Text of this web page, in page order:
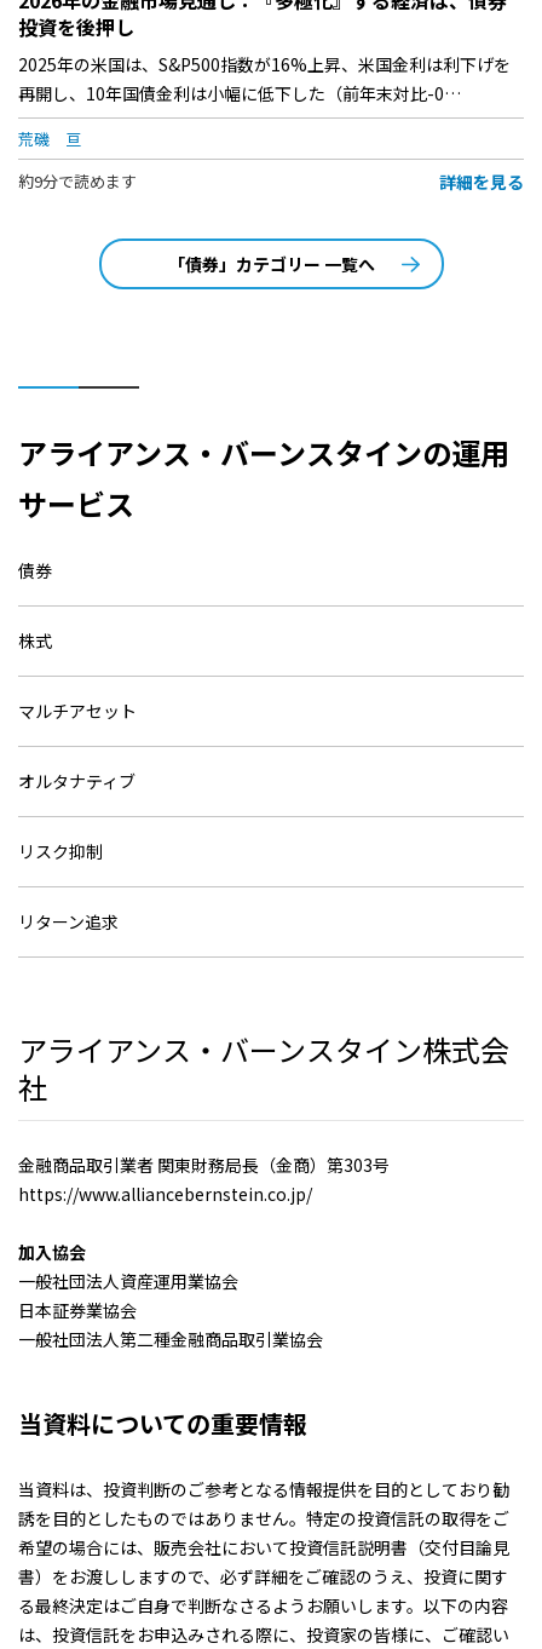
投資を後押し
2025年の米国は、S&P500指数が16%上昇、米国金利は利下げを
再開し、10年国債金利は小幅に低下した（前年末対比-0…
荒磯 亘
約9分で読めます
詳細を見る
「債券」カテゴリー 一覧へ
アライアンス・バーンスタインの運用
サービス
債券
株式
マルチアセット
オルタナティブ
リスク抑制
リターン追求
アライアンス・バーンスタイン株式会
社
金融商品取引業者 関東財務局長（金商）第303号
https://www.alliancebernstein.co.jp/
加入協会
一般社団法人資産運用業協会
日本証券業協会
一般社団法人第二種金融商品取引業協会
当資料についての重要情報
当資料は、投資判断のご参考となる情報提供を目的としており勧
誘を目的としたものではありません。特定の投資信託の取得をご
希望の場合には、販売会社において投資信託説明書（交付目論見
書）をお渡ししますので、必ず詳細をご確認のうえ、投資に関す
る最終決定はご自身で判断なさるようお願いします。以下の内容
は、投資信託をお申込みされる際に、投資家の皆様に、ご確認い